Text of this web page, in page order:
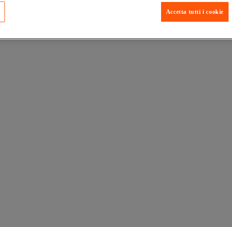
Accetta tutti i cookie